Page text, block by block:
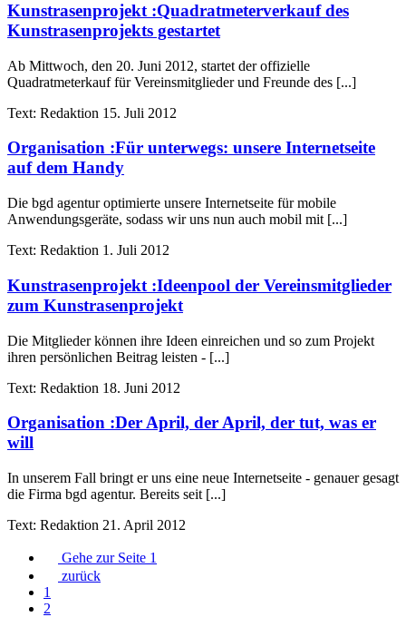
Kunstrasenprojekt :Quadratmeterverkauf des
Kunstrasenprojekts gestartet
Ab Mittwoch, den 20. Juni 2012, startet der offizielle
Quadratmeterkauf für Vereinsmitglieder und Freunde des [...]
Text: Redaktion 15. Juli 2012
Organisation :Für unterwegs: unsere Internetseite
auf dem Handy
Die bgd agentur optimierte unsere Internetseite für mobile
Anwendungsgeräte, sodass wir uns nun auch mobil mit [...]
Text: Redaktion 1. Juli 2012
Kunstrasenprojekt :Ideenpool der Vereinsmitglieder
zum Kunstrasenprojekt
Die Mitglieder können ihre Ideen einreichen und so zum Projekt
ihren persönlichen Beitrag leisten - [...]
Text: Redaktion 18. Juni 2012
Organisation :Der April, der April, der tut, was er
will
In unserem Fall bringt er uns eine neue Internetseite - genauer gesagt
die Firma bgd agentur. Bereits seit [...]
Text: Redaktion 21. April 2012
Gehe zur Seite 1
zurück
1
2